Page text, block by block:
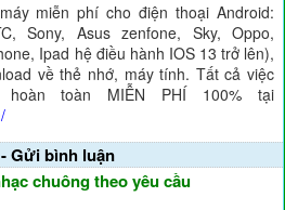
miễn phí cho điện thoại Android:
Sony, Asus zenfone, Sky, Oppo,
Ipad hệ điều hành IOS 13 trở lên),
về thẻ nhớ, máy tính. Tất cả việc
toàn MIỄN PHÍ 100% tại
Gửi bình luận
chuông theo yêu cầu